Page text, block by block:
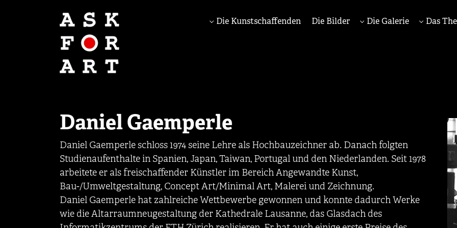
Die Kunstschaffenden Die Bilder Die Galerie Das
Daniel Gaemperle
Daniel Gaemperle schloss 1974 seine Lehre als Hochbauzeichner ab. Danach folgten
Studienaufenthalte in Spanien, Japan, Taiwan, Portugal und den Niederlanden. Seit 1978
arbeitete er als freischaffender Künstler im Bereich Angewandte Kunst,
Bau-/Umweltgestaltung, Concept Art/Minimal Art, Malerei und Zeichnung.
Daniel Gaemperle hat zahlreiche Wettbewerbe gewonnen und konnte dadurch Werke
wie die Altarraumneugestaltung der Kathedrale Lausanne, das Glasdach des